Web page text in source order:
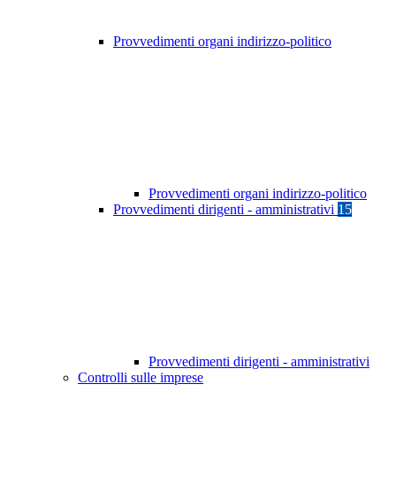
Provvedimenti organi indirizzo-politico
Provvedimenti organi indirizzo-politico
Provvedimenti dirigenti - amministrativi 15
Provvedimenti dirigenti - amministrativi
Controlli sulle imprese